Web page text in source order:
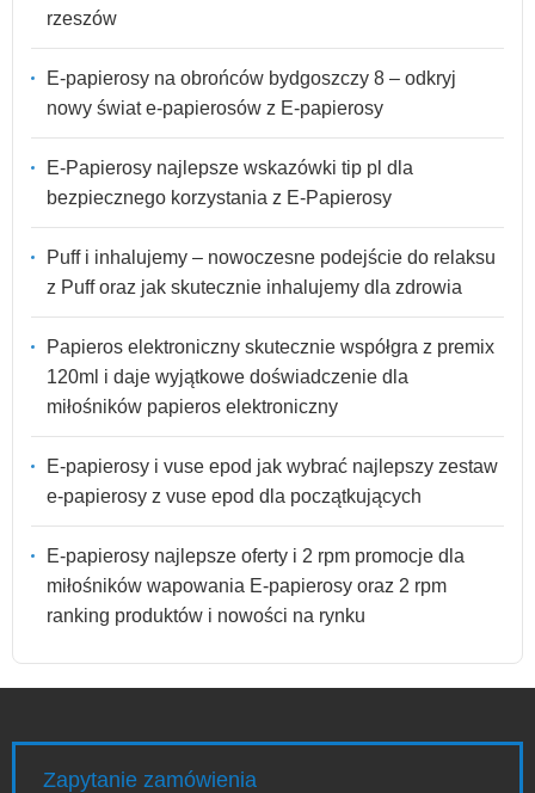
rzeszów
E-papierosy na obrońców bydgoszczy 8 – odkryj
nowy świat e-papierosów z E-papierosy
E-Papierosy najlepsze wskazówki tip pl dla
bezpiecznego korzystania z E-Papierosy
Puff i inhalujemy – nowoczesne podejście do relaksu
z Puff oraz jak skutecznie inhalujemy dla zdrowia
Papieros elektroniczny skutecznie współgra z premix
120ml i daje wyjątkowe doświadczenie dla
miłośników papieros elektroniczny
E-papierosy i vuse epod jak wybrać najlepszy zestaw
e-papierosy z vuse epod dla początkujących
E-papierosy najlepsze oferty i 2 rpm promocje dla
miłośników wapowania E-papierosy oraz 2 rpm
ranking produktów i nowości na rynku
Zapytanie zamówienia